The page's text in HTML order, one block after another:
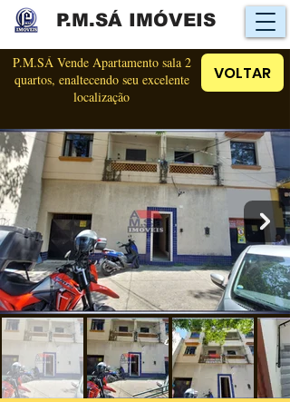
P.M.SÁ IMÓVEIS
P.M.SÁ Vende Apartamento sala 2
quartos, enaltecendo seu excelente
localização
VOLTAR